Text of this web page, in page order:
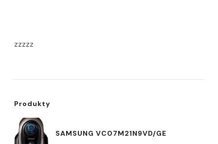
zzzzz
Produkty
SAMSUNG VC07M21N9VD/GE